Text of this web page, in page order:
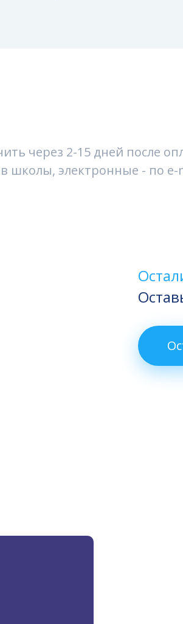
через 2-15 дней после
школы, электронные - по e-